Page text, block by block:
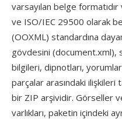
varsayılan belge
ve ISO/IEC 29500 olarak
(OOXML) standardına
gövdesini (document.xml),
bilgileri, dipnotları,
parçalar arasındaki ilişkileri
bir ZIP arşividir. Görseller
varlıkları, paketin içindeki